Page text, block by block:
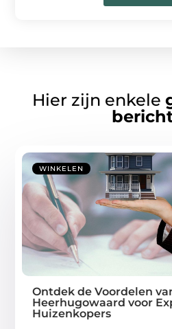
Hier zijn enkele
WINKELEN
Ontdek de Voordelen
Heerhugowaard voor
Huizenkopers